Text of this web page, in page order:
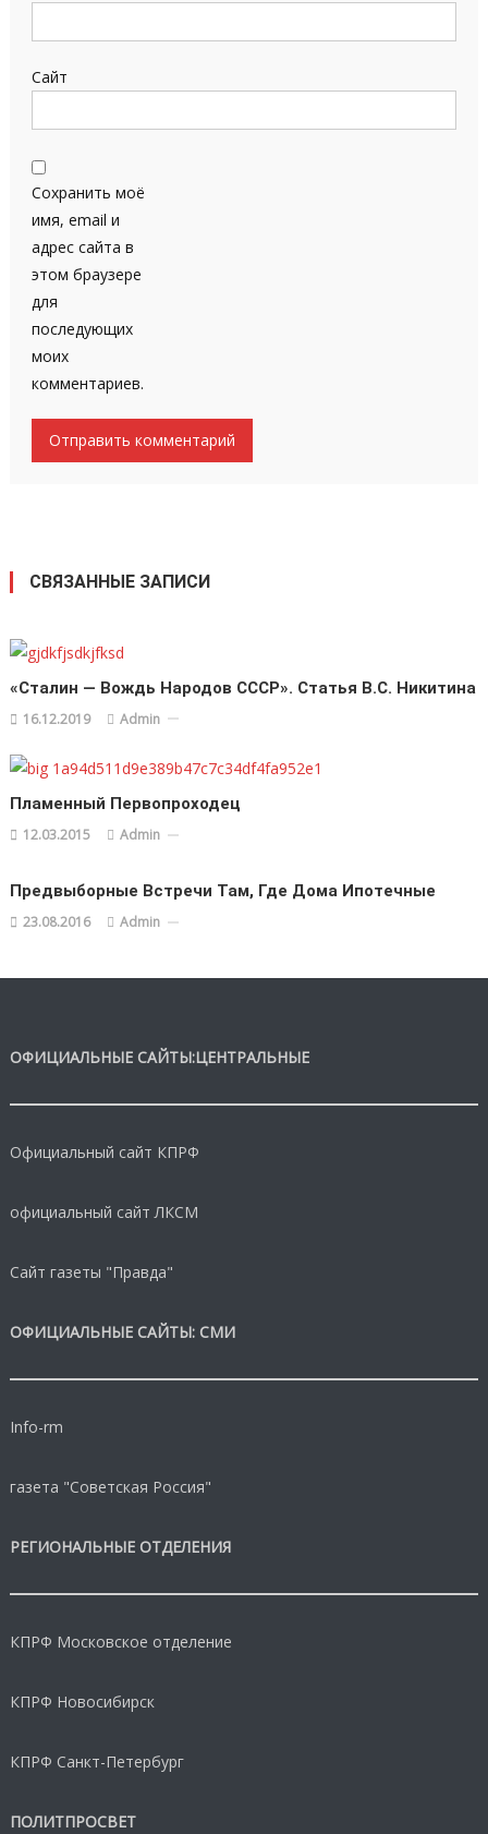
Сайт
Сохранить моё
имя, email и
адрес сайта в
этом браузере
для
последующих
моих
комментариев.
СВЯЗАННЫЕ ЗАПИСИ
«Сталин — Вождь Народов СССР». Статья В.С. Никитина
16.12.2019 Admin
Пламенный Первопроходец
12.03.2015 Admin
Предвыборные Встречи Там, Где Дома Ипотечные
23.08.2016 Admin
ОФИЦИАЛЬНЫЕ САЙТЫ:ЦЕНТРАЛЬНЫЕ
Официальный сайт КПРФ
официальный сайт ЛКСМ
Сайт газеты "Правда"
ОФИЦИАЛЬНЫЕ САЙТЫ: СМИ
Info-rm
газета "Советская Россия"
РЕГИОНАЛЬНЫЕ ОТДЕЛЕНИЯ
КПРФ Московское отделение
КПРФ Новосибирск
КПРФ Санкт-Петербург
ПОЛИТПРОСВЕТ